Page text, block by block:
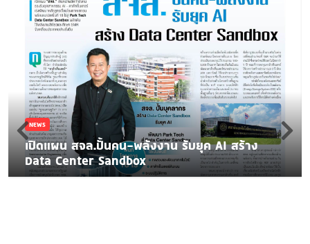
NEWS
เปิดแผน สจล.ปั้นคน-พลังงาน รับยุค AI สร้าง
Data Center Sandbox